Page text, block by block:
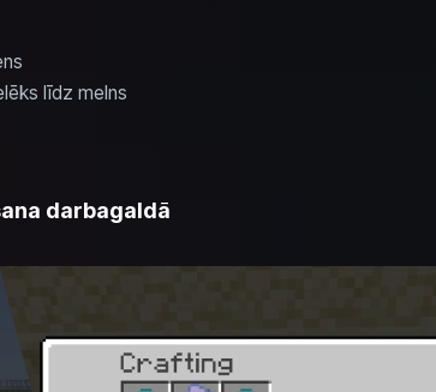
līdz melns
darbagaldā